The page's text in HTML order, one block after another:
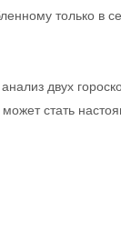
только в
двух
может стать